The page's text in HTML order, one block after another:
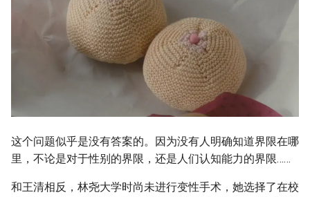
这个问题似乎是没有答案的。因为没有人明确知道界限在哪
里，不论是对于性别的界限，还是人们认知能力的界限……
和王清相反，林尧大学时尚未进行变性手术，她选择了在校